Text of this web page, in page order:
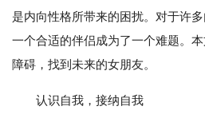
是内向性格所带来的困扰。对于许
一个合适的伴侣成为了一个难题。
障碍，找到未来的女朋友。
认识自我，接纳自我